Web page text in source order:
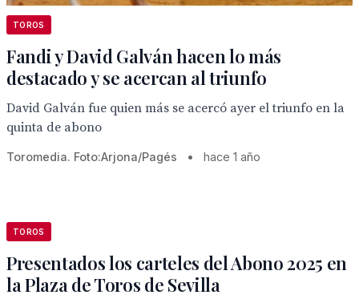
TOROS
Fandi y David Galván hacen lo más
destacado y se acercan al triunfo
David Galván fue quien más se acercó ayer el triunfo en la
quinta de abono
Toromedia. Foto:Arjona/Pagés • hace 1 año
TOROS
Presentados los carteles del Abono 2025 en
la Plaza de Toros de Sevilla